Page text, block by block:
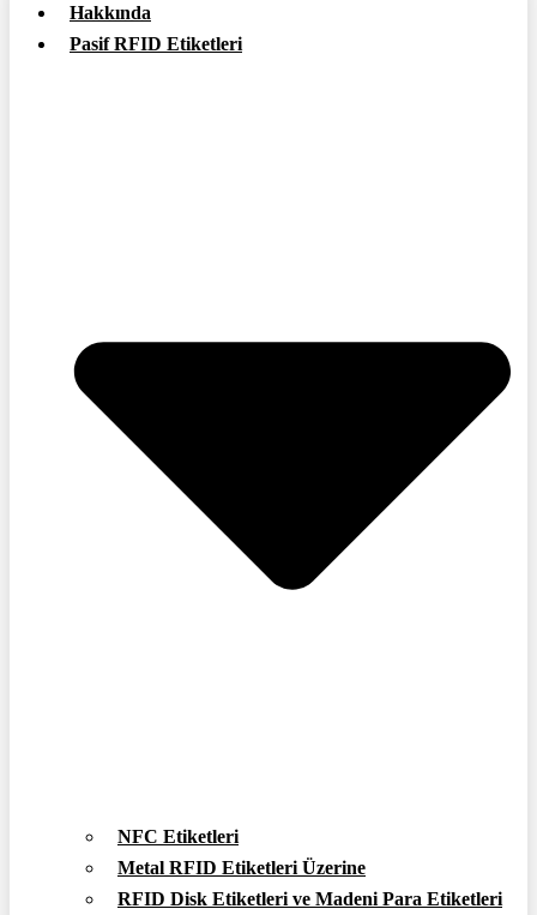
Hakkında
Pasif RFID Etiketleri
NFC Etiketleri
Metal RFID Etiketleri Üzerine
RFID Disk Etiketleri ve Madeni Para Etiketleri